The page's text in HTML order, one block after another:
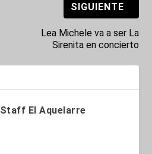
SIGUIENTE
Lea Michele va a ser La
Sirenita en concierto
Staff El Aquelarre